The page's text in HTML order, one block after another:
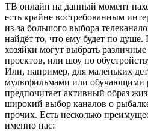
ТВ онлайн на данный момент
есть крайне востребованным
из-за большого выбора
найдёт то, что ему будет по
хозяйки могут выбрать
проектов, или шоу по
Или, например, для маленьких
мультфильмами или обучающими
предпочитает активный образ
широкий выбор каналов о
прочих. Есть несколько
именно нас: